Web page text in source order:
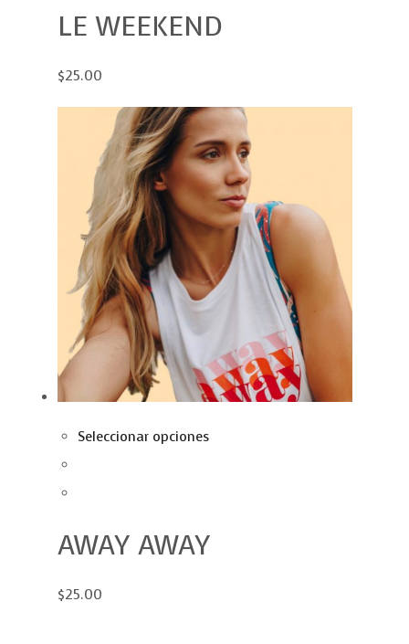
LE WEEKEND
$25.00
Seleccionar opciones
AWAY AWAY
$25.00